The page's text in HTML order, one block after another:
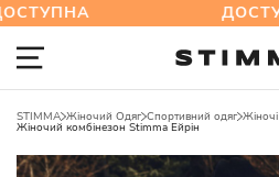
STIMMA Жіночий Одяг Спортивний одяг
Жіночий комбінезон Stimma Ейрін